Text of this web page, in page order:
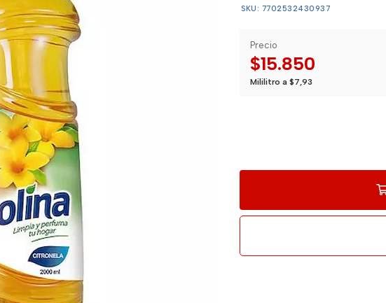
SKU: 7702532430937
Precio
$15.850
Mililitro a $7,93